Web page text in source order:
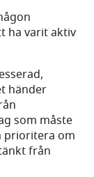
ha varit aktiv
händer
som måste
prioritera om
från